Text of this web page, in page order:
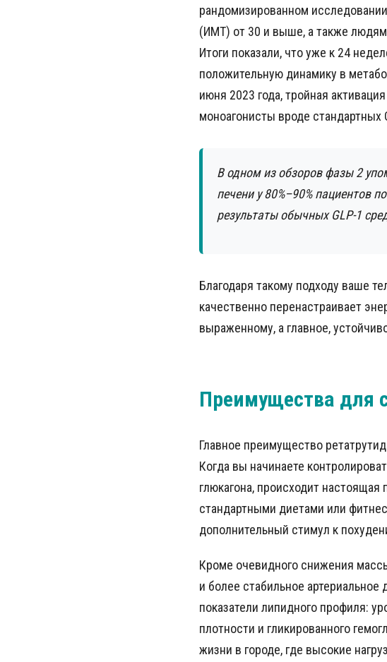
рандомизированном
(ИМТ) от 30 и выше, а также
Итоги показали, что уже к 24
положительную динамику в
июня 2023 года, тройная
моноагонисты вроде стандартных
В одном из обзоров фазы 2
печени у 80%–90% пациентов
результаты обычных GLP-1
Благодаря такому подходу ваше
качественно перенастраивает
выраженному, а главное,
Преимущества для
Главное преимущество
Когда вы начинаете
глюкагона, происходит
стандартными диетами или
дополнительный стимул к
Кроме очевидного снижения
и более стабильное
показатели липидного профиля:
плотности и гликированного
жизни в городе, где высокие